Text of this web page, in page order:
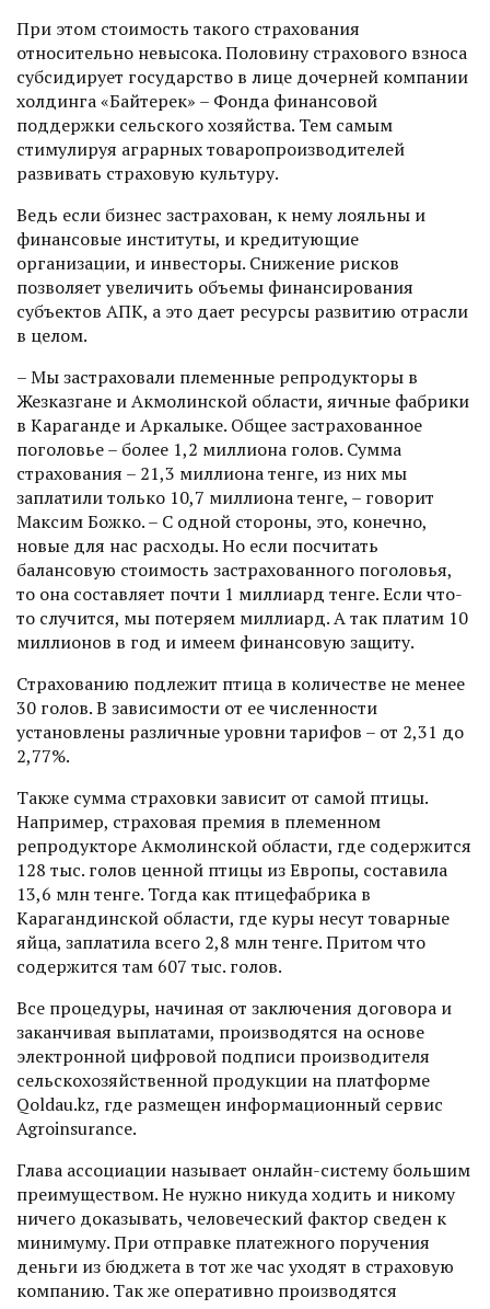
При этом стоимость такого страхования
относительно невысока. Половину страхового взноса
субсидирует государство в лице дочерней компании
холдинга «Байтерек» – Фонда финансовой
поддержки сельского хозяйства. Тем самым
стимулируя аграрных товаропроиз­водителей
развивать страховую культуру.
Ведь если бизнес застрахован, к нему лояльны и
финансовые институты, и кредитующие
организации, и инвесторы. Снижение рисков
позволяет увеличить объемы финансирования
субъектов АПК, а это дает ресурсы развитию отрасли
в целом.
– Мы застраховали племенные репродукторы в
Жезказгане и Акмолинской области, яичные фабрики
в Караганде и Аркалыке. Общее застрахованное
поголовье – более 1,2 миллиона голов. Сумма
страхования – 21,3 миллиона тенге, из них мы
заплатили только 10,7 миллиона тенге, – говорит
Максим Божко. – С одной стороны, это, конечно,
новые для нас расходы. Но если посчитать
балансовую стоимость застрахованного поголовья,
то она составляет почти 1 миллиард тенге. Если что-
то случится, мы потеряем миллиард. А так платим 10
миллионов в год и имеем финансовую защиту.
Страхованию подлежит птица в количестве не менее
30 голов. В зависимости от ее численности
установлены различные уровни тарифов – от 2,31 до
2,77%.
Также сумма страховки зависит от самой птицы.
Например, страховая премия в племенном
репродукторе Акмолинской области, где содержится
128 тыс. голов ценной птицы из Европы, составила
13,6 млн тенге. Тогда как птицефабрика в
Карагандинской области, где куры несут товарные
яйца, заплатила всего 2,8 млн тенге. Притом что
содержится там 607 тыс. голов.
Все процедуры, начиная от заключения договора и
заканчивая выплатами, производятся на основе
электронной цифровой подписи произ­водителя
сельскохозяйственной продукции на платформе
Qoldau.kz, где размещен информационный сервис
Agroinsurance.
Глава ассоциации называет онлайн-систему большим
преимущест­вом. Не нужно никуда ходить и никому
ничего доказывать, человеческий фактор сведен к
минимуму. При отправке платежного поручения
деньги из бюджета в тот же час уходят в страховую
компанию. Так же оперативно производятся